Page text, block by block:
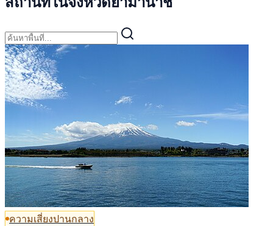
ความเสี่ยงปานกลาง